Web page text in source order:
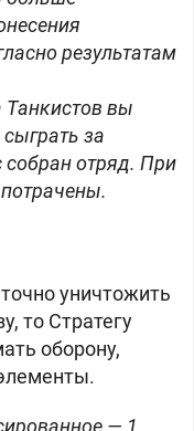
результатам
вы
за
собран отряд. При
уничтожить
то Стратегу
оборону,
— 1